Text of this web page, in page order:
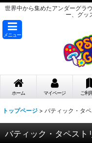
世界中から集めたアンダーグラ
ー、グッ
メニュー
ホーム マイページ ご利
トップページ > バティック・タ
バティック・タペスト